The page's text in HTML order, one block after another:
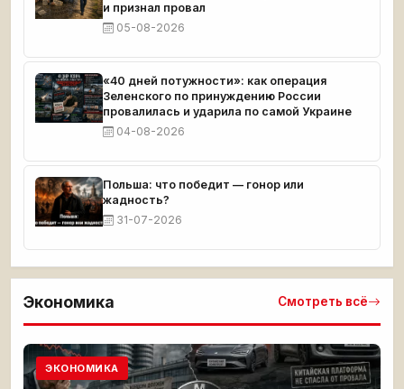
и признал провал
05-08-2026
«40 дней потужности»: как операция
Зеленского по принуждению России
провалилась и ударила по самой Украине
04-08-2026
Польша: что победит — гонор или
жадность?
31-07-2026
Экономика Смотреть всё
ЭКОНОМИКА